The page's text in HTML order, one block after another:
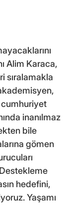
Alim Karaca,
sıralamakla
cumhuriyet
inanılmaz
bile
gömen
Destekleme
hedefini,
Yaşamı